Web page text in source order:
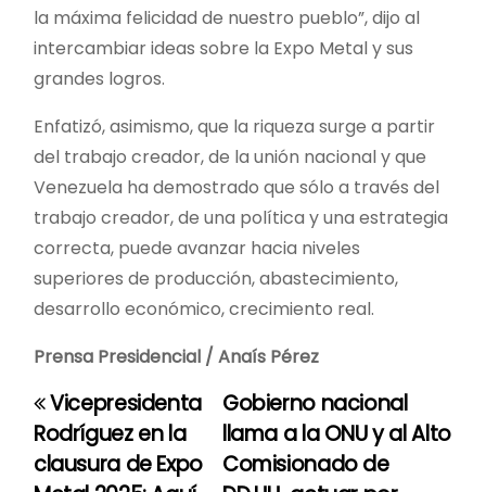
la máxima felicidad de nuestro pueblo”, dijo al
intercambiar ideas sobre la Expo Metal y sus
grandes logros.
Enfatizó, asimismo, que la riqueza surge a partir
del trabajo creador, de la unión nacional y que
Venezuela ha demostrado que sólo a través del
trabajo creador, de una política y una estrategia
correcta, puede avanzar hacia niveles
superiores de producción, abastecimiento,
desarrollo económico, crecimiento real.
Prensa Presidencial / Anaís Pérez
N
a
Gobierno nacional
llama a la ONU y al Alto
Comisionado de
Vicepresidenta
Rodríguez en la
clausura de Expo